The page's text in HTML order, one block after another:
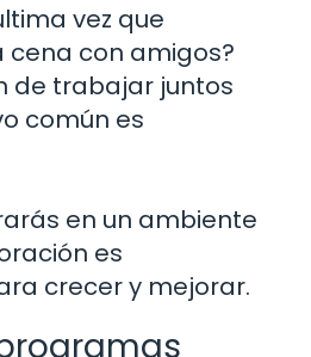
vez que
con amigos?
de trabajar juntos
común es
en un ambiente
es
crecer y mejorar.